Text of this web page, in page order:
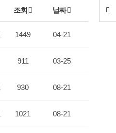
조회 날짜
1449 04-21
911 03-25
930 08-21
1021 08-21